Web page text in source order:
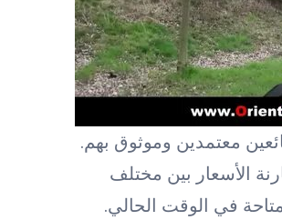
معتمدين وموثوق بهم.
الأسعار بين مختلف
في الوقت الحالي.